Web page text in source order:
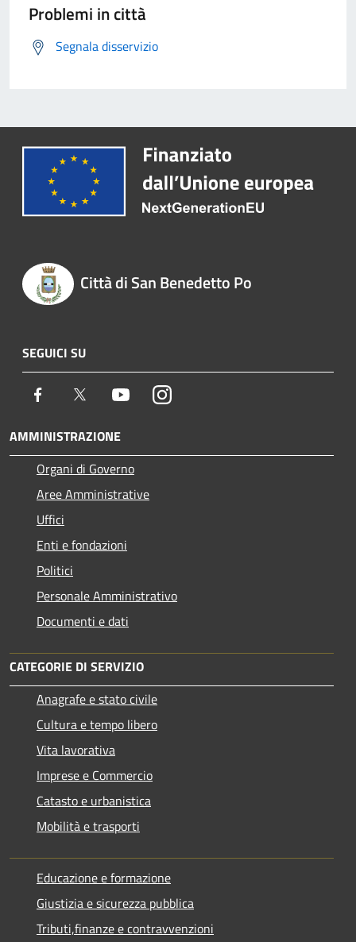
Problemi in città
Segnala disservizio
Città di San Benedetto Po
SEGUICI SU
Facebook Twitter YoutubeInstagram
AMMINISTRAZIONE
Organi di Governo
Aree Amministrative
Uffici
Enti e fondazioni
Politici
Personale Amministrativo
Documenti e dati
CATEGORIE DI SERVIZIO
Anagrafe e stato civile
Cultura e tempo libero
Vita lavorativa
Imprese e Commercio
Catasto e urbanistica
Mobilità e trasporti
Educazione e formazione
Giustizia e sicurezza pubblica
Tributi,finanze e contravvenzioni